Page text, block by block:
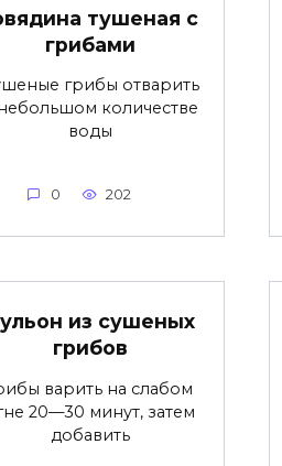
тушеная с
грибами
грибы отварить
количестве
воды
0 202
из сушеных
грибов
варить на слабом
20—30 минут, затем
добавить